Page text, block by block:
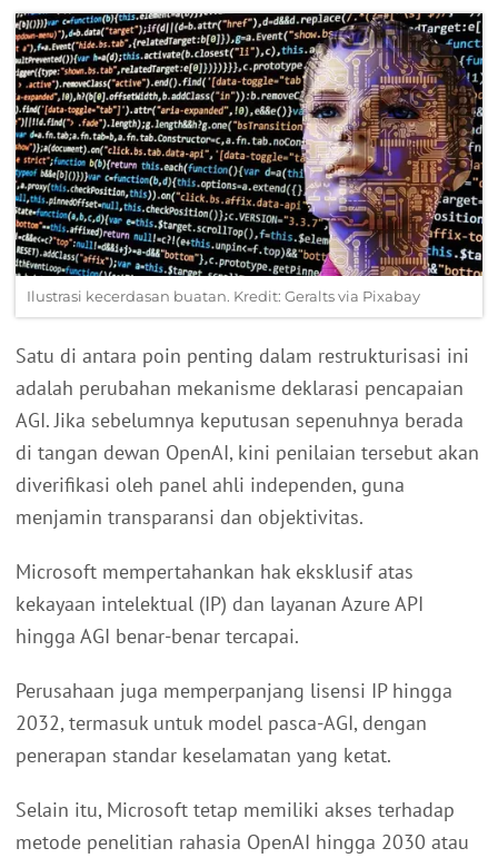
Ilustrasi kecerdasan buatan. Kredit: Geralts via Pixabay
Satu di antara poin penting dalam restrukturisasi ini
adalah perubahan mekanisme deklarasi pencapaian
AGI. Jika sebelumnya keputusan sepenuhnya berada
di tangan dewan OpenAI, kini penilaian tersebut akan
diverifikasi oleh panel ahli independen, guna
menjamin transparansi dan objektivitas.
Microsoft mempertahankan hak eksklusif atas
kekayaan intelektual (IP) dan layanan Azure API
hingga AGI benar-benar tercapai.
Perusahaan juga memperpanjang lisensi IP hingga
2032, termasuk untuk model pasca-AGI, dengan
penerapan standar keselamatan yang ketat.
Selain itu, Microsoft tetap memiliki akses terhadap
metode penelitian rahasia OpenAI hingga 2030 atau